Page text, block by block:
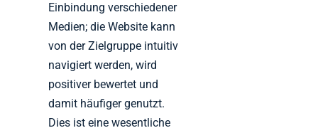
Einbindung verschiedener
Medien; die Website kann
von der Zielgruppe intuitiv
navigiert werden, wird
positiver bewertet und
damit häufiger genutzt.
Dies ist eine wesentliche